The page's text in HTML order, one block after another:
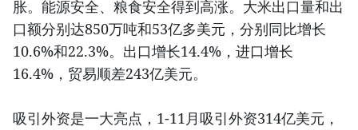
胀。能源安全、粮食安全得到高涨。大米出口量和出
口额分别达850万吨和53亿多美元，分别同比增长
10.6%和22.3%。出口增长14.4%，进口增长
16.4%，贸易顺差243亿美元。
吸引外资是一大亮点，1-11月吸引外资314亿美元，